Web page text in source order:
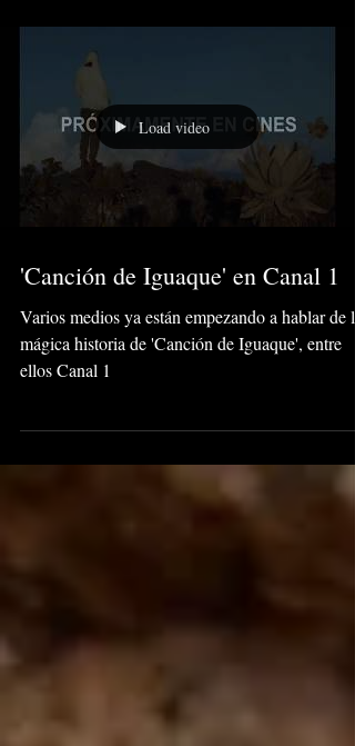
Load video
'Canción de Iguaque' en Canal 1
Varios medios ya están empezando a hablar de la
mágica historia de 'Canción de Iguaque', entre
ellos Canal 1